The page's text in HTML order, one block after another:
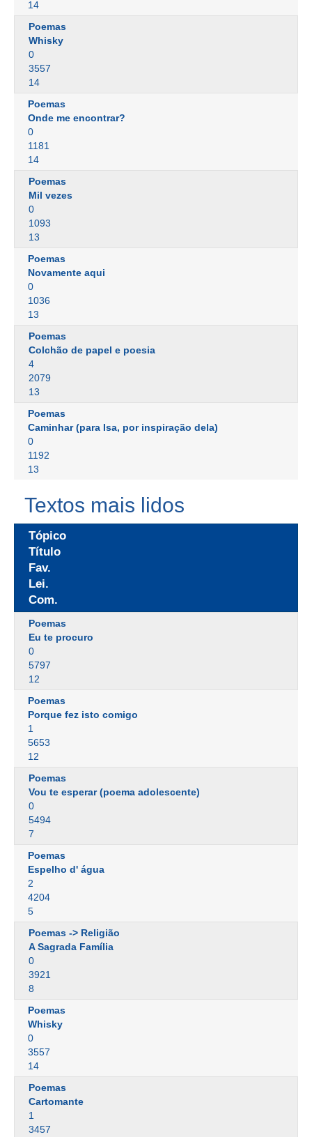
14
Poemas
Whisky
0
3557
14
Poemas
Onde me encontrar?
0
1181
14
Poemas
Mil vezes
0
1093
13
Poemas
Novamente aqui
0
1036
13
Poemas
Colchão de papel e poesia
4
2079
13
Poemas
Caminhar (para Isa, por inspiração dela)
0
1192
13
Textos mais lidos
Tópico
Título
Fav.
Lei.
Com.
Poemas
Eu te procuro
0
5797
12
Poemas
Porque fez isto comigo
1
5653
12
Poemas
Vou te esperar (poema adolescente)
0
5494
7
Poemas
Espelho d' água
2
4204
5
Poemas -> Religião
A Sagrada Família
0
3921
8
Poemas
Whisky
0
3557
14
Poemas
Cartomante
1
3457